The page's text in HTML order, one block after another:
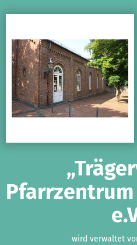
wird verwaltet